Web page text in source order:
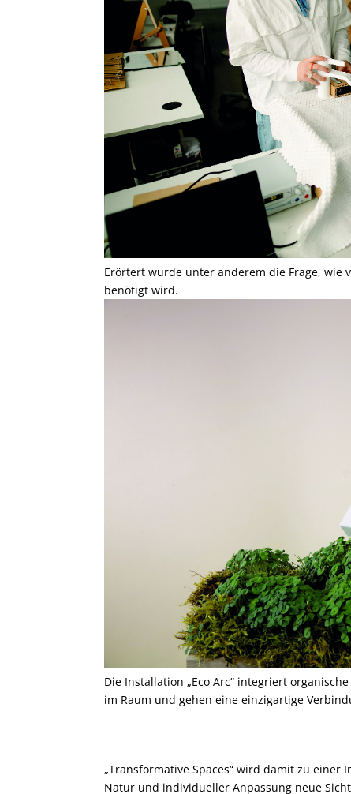
Erörtert wurde unter anderem die Frage,
benötigt wird.
Die Installation „Eco Arc“ integriert
im Raum und gehen eine einzigartige
„Transformative Spaces“ wird damit zu
Natur und individueller Anpassung neue